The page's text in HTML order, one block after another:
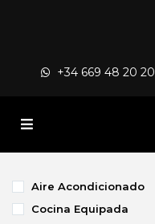
+34 669 48 20 20
Aire Acondicionado
Cocina Equipada